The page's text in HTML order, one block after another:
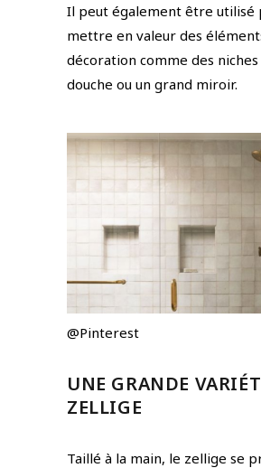
Il peut également être utilisé
mettre en valeur des
décoration comme des niches
douche ou un grand miroir.
@Pinterest
UNE GRANDE
ZELLIGE
Taillé à la main, le zellige se